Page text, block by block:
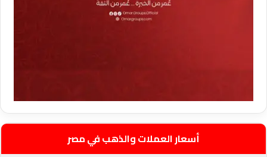
أسعار العملات والذهب في مصر